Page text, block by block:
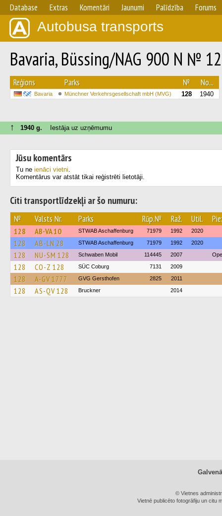
Database Extras Komentāri Jaunumi Palīdzība Forums
Autobusa transports
Bavaria, Büssing/NAG 900 N №
Reģions Parks № No...
Bavaria Münchner Verkehrsgesellschaft mbH (MVG) 128 1940
↑ 1940 g. Iestāja uz uzņēmumu
Jūsu komentārs
Tu ne ienāci vietni.
Komentārus var atstāt tikai reģistrēti lietotāji.
Citi transportlīdzekļi ar šo numuru:
№ Valsts Nr. Parks Rūp.№ Raž. Util.
128 AB-VA 10 STWAB Aschaffenburg 71979 1992 2020
128 AB-LN 28 STWAB Aschaffenburg 71979 1992 2020
128 NU-SM 128 Schwaben Mobil 114445 2007
128 CO-Z 128 SÜC Coburg 7131 2009
128 A-GV 1777 GVG Gersthofen 2825 2011
128 AS-QV 128 Bruckner 2014
© Vietnes
Vietnē publicēto fotogrāfiju un citu